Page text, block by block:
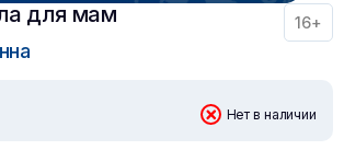
для мам 16+
Нет в наличии